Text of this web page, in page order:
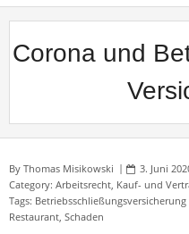
Corona und
By Thomas Misikowski
3. Juni
Category: Arbeitsrecht, Kauf- und
Tags: Betriebsschließungsversicherung
Restaurant, Schaden